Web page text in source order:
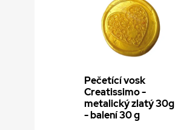
Pečetící vosk
Creatissimo -
metalický zlatý 30g
- balení 30 g